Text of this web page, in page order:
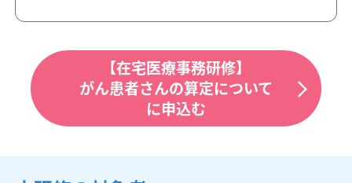
【在宅医療事務研修】
がん患者さんの算定について
に申込む